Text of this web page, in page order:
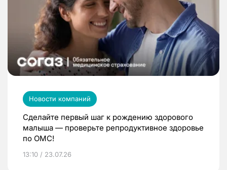
Новости компаний
Сделайте первый шаг к рождению здорового
малыша — проверьте репродуктивное здоровье
по ОМС!
13:10 / 23.07.26